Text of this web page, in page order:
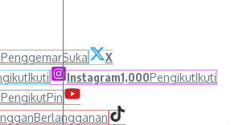
PenggemarSuka
X
Ikuti Instagram1,000PengikutIkuti
PengikutPin
Berlangganan